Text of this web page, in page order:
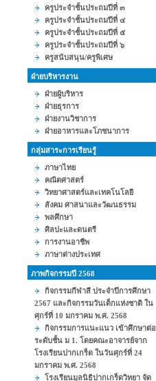
ครูประจำชั้นประถมปีที่ ๓
ครูประจำชั้นประถมปีที่ ๔
ครูประจำชั้นประถมปีที่ ๕
ครูประจำชั้นประถมปีที่ ๖
ครูสนับสนุน/ครูพิเศษ
ฝ่ายบริหารงาน
ฝ่ายผู้บริหาร
ฝ่ายธุรการ
ฝ่ายงานวิชาการ
ฝ่ายอาหารและโภชนาการ
กลุ่มสาระการเรียนรู้
ภาษาไทย
คณิตศาสตร์
วิทยาศาสตร์และเทคโนโลยี
สังคม ศาสนาและวัฒนธรรม
พลศึกษา
ศิลปะและดนตรี
การงานอาชีพ
ภาษาต่างประเทศ
ภาพกิจกรรมปี 2568
กิจกรรมกีฬาสี ประจำปีการศึกษา
2567 และกิจกรรมวันเด็กแห่งชาติ ใน
ศุกร์ที่ 10 มกราคม พ.ศ. 2568
กิจกรรมการแนะแนว เข้าศึกษาต่อ
ระดับชั้น ม 1. โดยคณะอาจารย์จาก
โรงเรียนปากเกร็ด ในวันศุกร์ที่ 24
มกราคม พ.ศ. 2568
โรงเรียนมูลนิธิปากเกร็ดวิทยา จัด